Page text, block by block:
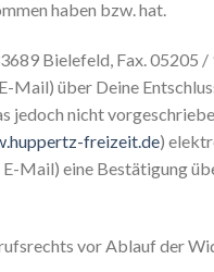
haben bzw. hat.
Bielefeld, Fax. 05205 /
Mail) über Deine
jedoch nicht
freizeit.de)
Mail) eine Bestätigung
vor Ablauf der